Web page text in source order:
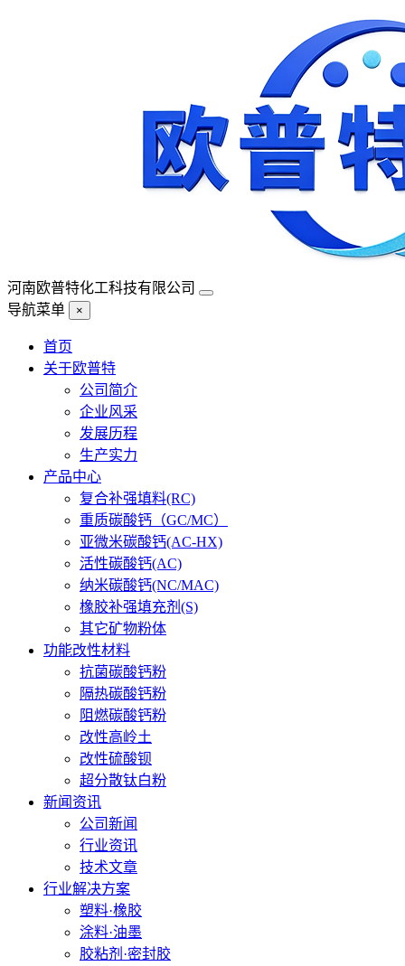
河南欧普特化工科技有限公司
导航菜单
×
首页
关于欧普特
公司简介
企业风采
发展历程
生产实力
产品中心
复合补强填料(RC)
重质碳酸钙（GC/MC）
亚微米碳酸钙(AC-HX)
活性碳酸钙(AC)
纳米碳酸钙(NC/MAC)
橡胶补强填充剂(S)
其它矿物粉体
功能改性材料
抗菌碳酸钙粉
隔热碳酸钙粉
阻燃碳酸钙粉
改性高岭土
改性硫酸钡
超分散钛白粉
新闻资讯
公司新闻
行业资讯
技术文章
行业解决方案
塑料·橡胶
涂料·油墨
胶粘剂·密封胶